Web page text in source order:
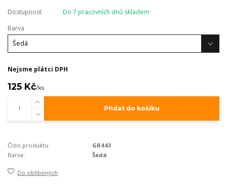
Dostupnost
Do 7 pracovních dnů skladem
Barva
Nejsme plátci DPH
125 Kč/ks
Přidat do košíku
Číslo produktu:
GR443
Barva:
Šedá
Do oblíbených